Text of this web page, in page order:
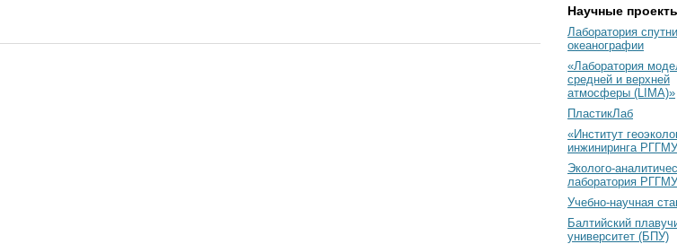
Научные
Лаборатория
океанографии
«Лаборатория
средней и верхней
атмосферы (LIMA)»
ПластикЛаб
«Институт
инжиниринга
Эколого-
лаборатория РГГМУ
Учебно-научная
Балтийский
университет (БПУ)